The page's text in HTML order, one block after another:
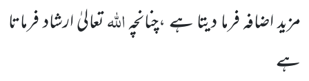
مزید اضافہ فرما دیتا ہے ،چنانچہاللہتعالیٰ ارشاد فرماتا
ہے